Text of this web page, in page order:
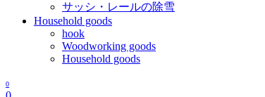
サッシ・レールの除雪
Household goods
hook
Woodworking goods
Household goods
0